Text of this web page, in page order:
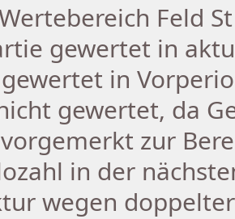
Feld
gewertet in
in
gewertet, da
zur
in der
wegen